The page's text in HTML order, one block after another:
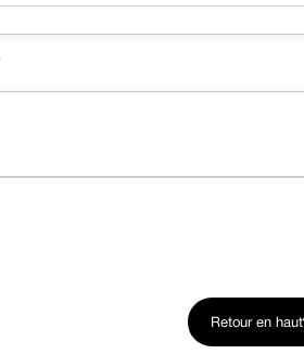
Retour en haut